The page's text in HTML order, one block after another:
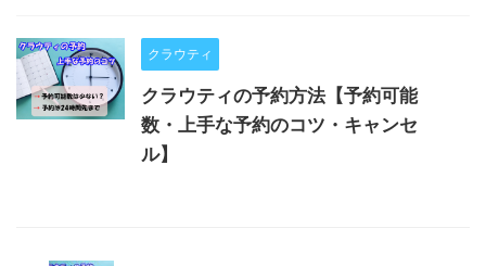
クラウティ
クラウティの予約方法【予約可能
数・上手な予約のコツ・キャンセ
ル】